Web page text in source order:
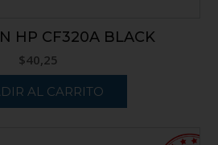
HP CF320A BLACK
$40,25
AL CARRITO